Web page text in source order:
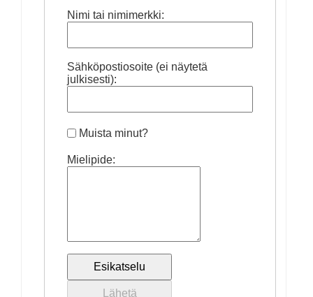
Nimi tai nimimerkki:
Sähköpostiosoite (ei näytetä
julkisesti):
Muista minut?
Mielipide: